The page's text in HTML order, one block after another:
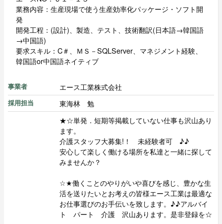
業務内容：生産現場で使う生産効率化パッケージ・ソフト開
発
開発工程：(設計)、製造、テスト、技術翻訳(日本語→韓国語
→中国語)
要求スキル：C＃、ＭＳ－SQLServer、マネジメント経験、
韓国語or中国語ネイティブ
事業者 エース工業株式会社
採用担当 東海林 勉
★☆単発．短期等掲載していない仕事も沢山あり
ます。
介護スタッフ大募集!！ 未経験者可 ♪♪
安心して楽しく働ける場所を私達と一緒に探して
みませんか？
☆★働くことのやりがいや喜びを感じ、豊かな生
活を送りたいとお考えの皆様エース工業は最適な
お仕事選びのお手伝いを致します。♪♪アルバイ
ト パート 介護 沢山あります。是非登録を☆